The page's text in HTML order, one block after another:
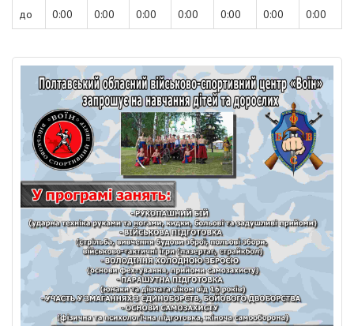
до 0:00 0:00 0:00 0:00 0:00 0:00 0:00